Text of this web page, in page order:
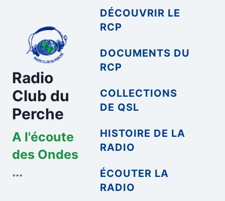
contenu
Radio
Club du
Perche
A l'écoute
des Ondes
...
DÉCOUVRIR LE
RCP
DOCUMENTS DU
RCP
COLLECTIONS
DE QSL
HISTOIRE DE LA
RADIO
ÉCOUTER LA
RADIO